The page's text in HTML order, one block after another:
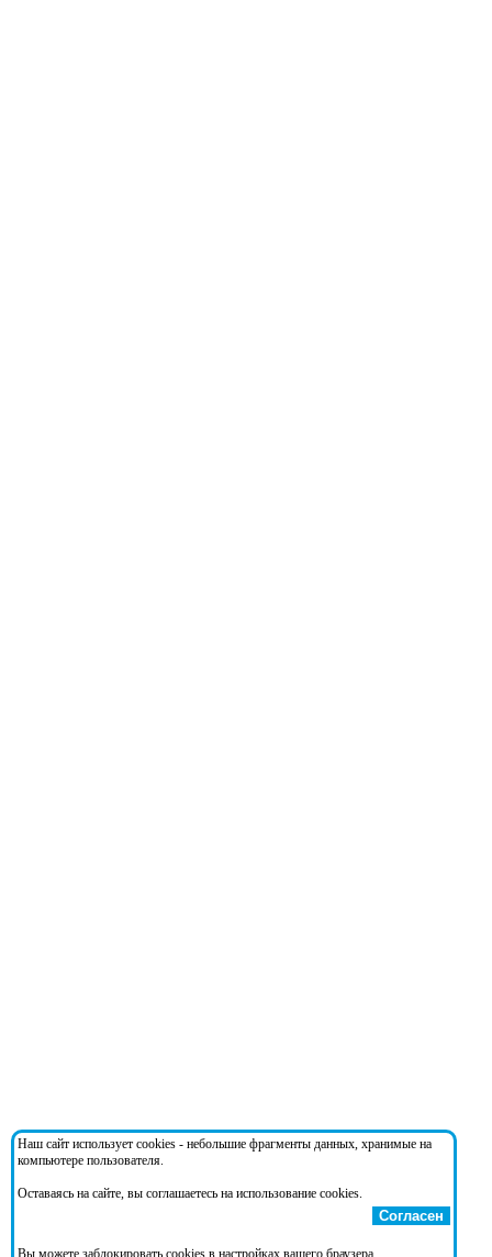
Наш сайт использует cookies - небольшие фрагменты данных, хранимые на
компьютере пользователя.
Оставаясь на сайте, вы соглашаетесь на использование cookies.
Согласен
Вы можете заблокировать cookies в настройках вашего браузера.